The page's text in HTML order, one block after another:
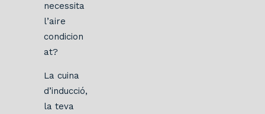
necessita
l’aire
condicion
at?
La cuina
d’inducció,
la teva